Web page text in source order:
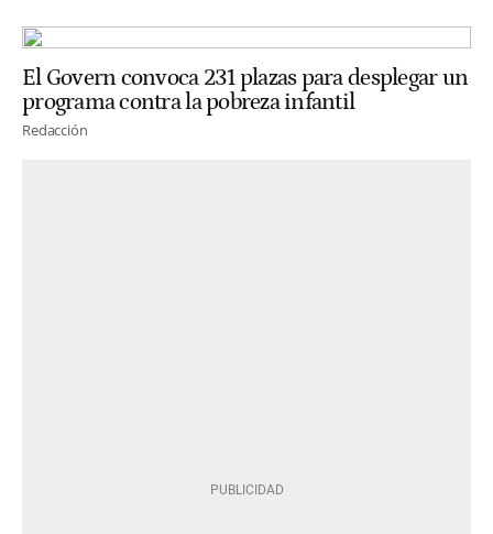
El Govern convoca 231 plazas para desplegar un
programa contra la pobreza infantil
Redacción